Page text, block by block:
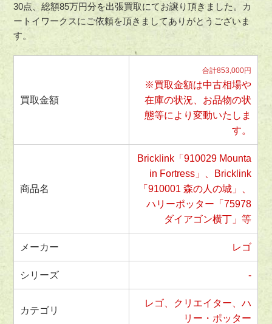
30点、総額85万円分を出張買取にてお譲り頂きました。カ
ートイワークスにご依頼を頂きましてありがとうございま
す。
買取金額
合計853,000円
※買取金額は中古相場や
在庫の状況、お品物の状
態等により変動いたしま
す。
商品名
Bricklink「910029 Mounta
in Fortress」、Bricklink
「910001 森の人の城」、
ハリーポッター「75978
ダイアゴン横丁」等
メーカー レゴ
シリーズ -
カテゴリ
レゴ、クリエイター、ハ
リー・ポッター